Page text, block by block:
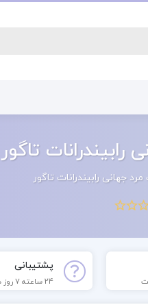
کتاب رشتهتاگور
جهانی رابیندرانات تاگور
پشتیبانی
24 ساعته 7 روز هفته